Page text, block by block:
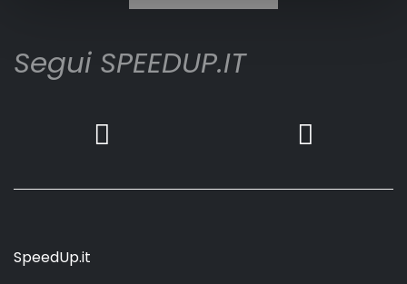
Segui SPEEDUP.IT
SpeedUp.it